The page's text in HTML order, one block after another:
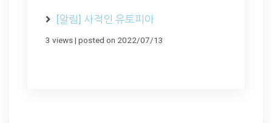
[알림] 사적인 유토피아
3 views| posted on 2022/07/13